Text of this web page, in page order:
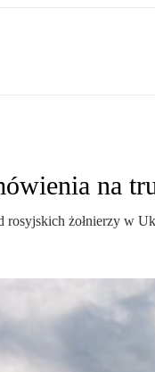
na
żołnierzy w